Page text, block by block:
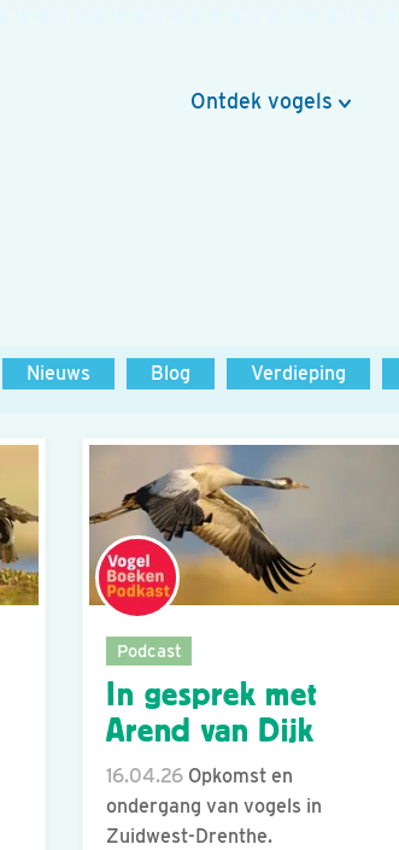
Ontdek vogels
Nieuws Blog Verdieping
Podcast
In gesprek met
Arend van Dijk
16.04.26 Opkomst en
ondergang van vogels in
Zuidwest-Drenthe.